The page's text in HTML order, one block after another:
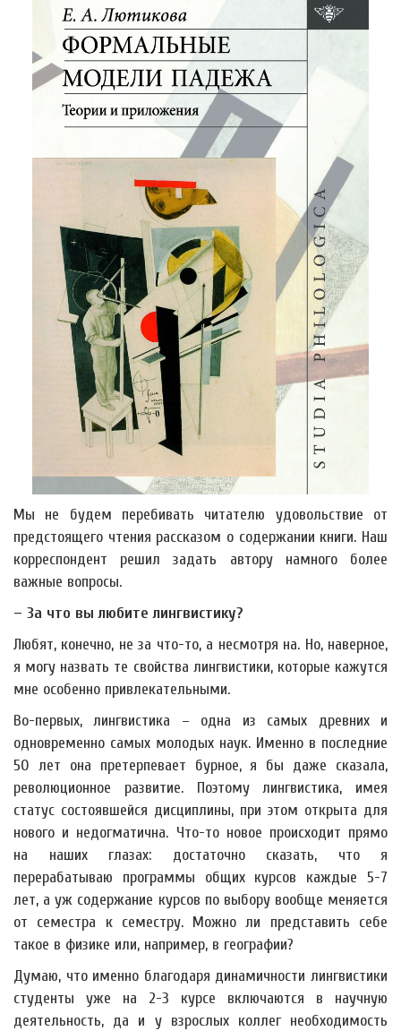
Мы не будем перебивать читателю удовольствие от
предстоящего чтения рассказом о содержании книги. Наш
корреспондент решил задать автору намного более
важные вопросы.
– За что вы любите лингвистику?
Любят, конечно, не за что-то, а несмотря на. Но, наверное,
я могу назвать те свойства лингвистики, которые кажутся
мне особенно привлекательными.
Во-первых, лингвистика – одна из самых древних и
одновременно самых молодых наук. Именно в последние
50 лет она претерпевает бурное, я бы даже сказала,
революционное развитие. Поэтому лингвистика, имея
статус состоявшейся дисциплины, при этом открыта для
нового и недогматична. Что-то новое происходит прямо
на наших глазах: достаточно сказать, что я
перерабатываю программы общих курсов каждые 5-7
лет, а уж содержание курсов по выбору вообще меняется
от семестра к семестру. Можно ли представить себе
такое в физике или, например, в географии?
Думаю, что именно благодаря динамичности лингвистики
студенты уже на 2-3 курсе включаются в научную
деятельность, да и у взрослых коллег необходимость